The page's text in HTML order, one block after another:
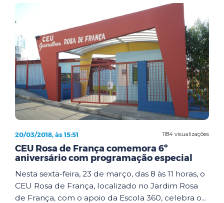
1184 visualizações
20/03/2018, às 15:51
CEU Rosa de França comemora 6º
aniversário com programação especial
Nesta sexta-feira, 23 de março, das 8 às 11 horas, o
CEU Rosa de França, localizado no Jardim Rosa
de França, com o apoio da Escola 360, celebra o...